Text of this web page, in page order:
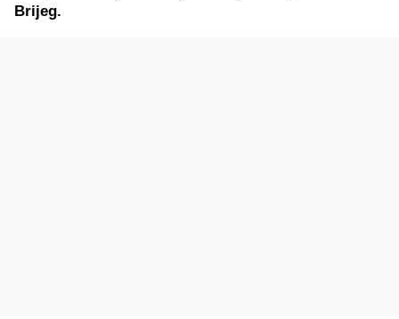
Brijeg.